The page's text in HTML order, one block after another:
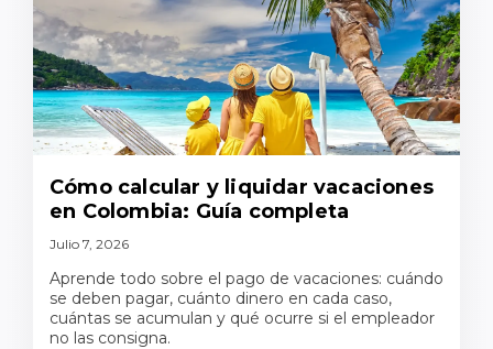
Cómo calcular y liquidar vacaciones
en Colombia: Guía completa
Julio 7, 2026
Aprende todo sobre el pago de vacaciones: cuándo
se deben pagar, cuánto dinero en cada caso,
cuántas se acumulan y qué ocurre si el empleador
no las consigna.